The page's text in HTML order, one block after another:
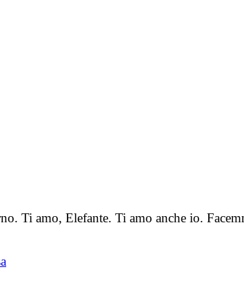
Ti amo, Elefante. Ti amo anche io.